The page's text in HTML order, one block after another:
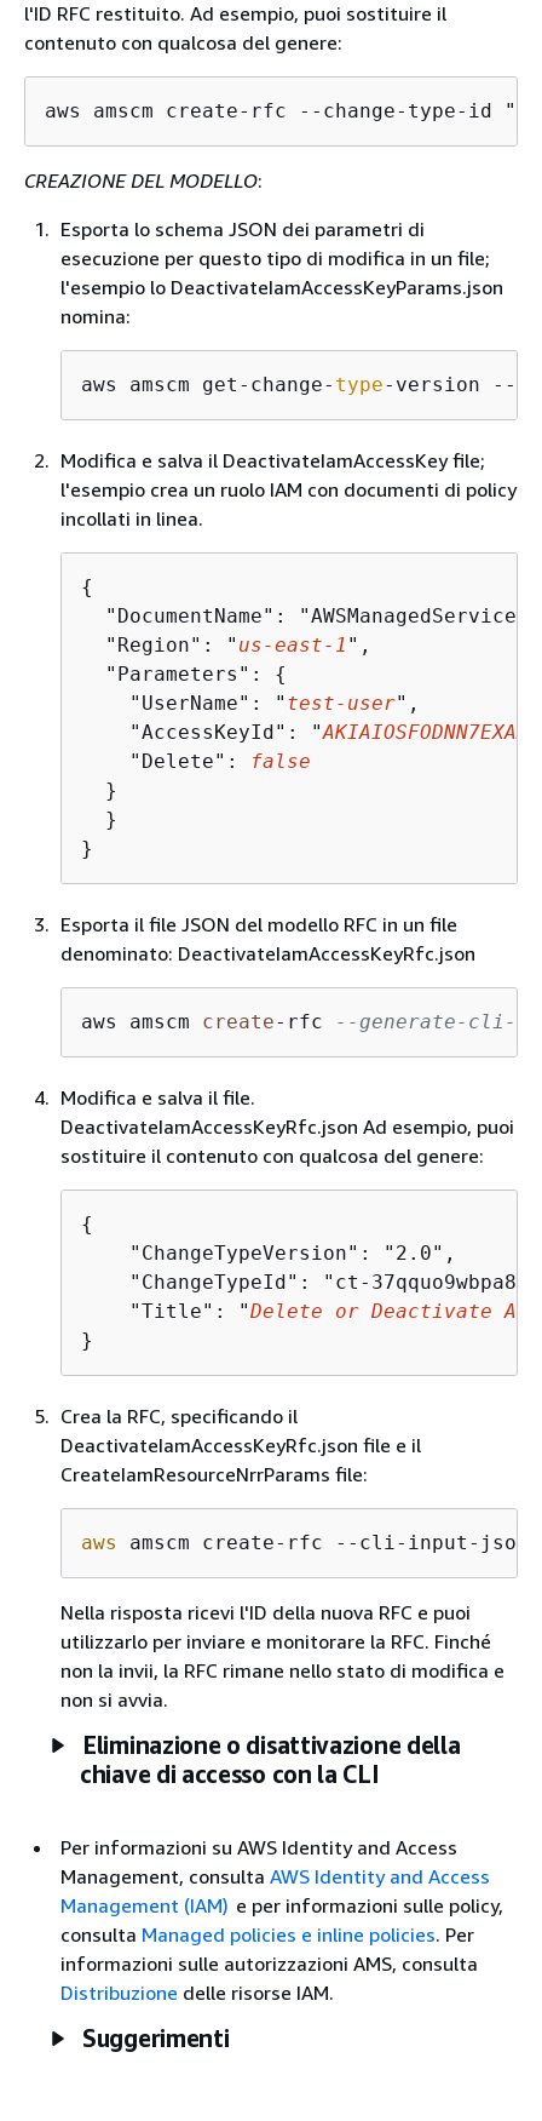
l'ID RFC restituito. Ad esempio, puoi sostituire il
contenuto con qualcosa del genere:
aws amscm create-rfc --change-type-id
CREAZIONE DEL MODELLO:
Esporta lo schema JSON dei parametri di
esecuzione per questo tipo di modifica in un file;
l'esempio lo DeactivateIamAccessKeyParams.json
nomina:
aws amscm get-change- type-version --
Modifica e salva il DeactivateIamAccessKey file;
l'esempio crea un ruolo IAM con documenti di policy
incollati in linea.
{
"DocumentName":
  "Region": "
us-east-1 ",
  "Parameters":
{
    "UserName": "
test-user",
    "AccessKeyId": "
    "Delete":
false
  }
  }
}
Esporta il file JSON del modello RFC in un file
denominato: DeactivateIamAccessKeyRfc.json
aws amscm create- rfc --generate-cli-
Modifica e salva il file.
DeactivateIamAccessKeyRfc.json Ad esempio, puoi
sostituire il contenuto con qualcosa del genere:
{
    "ChangeTypeVersion": "2.0",
"ChangeTypeId": "ct-
    "Title": "
Delete or Deactivate
}
Crea la RFC, specificando il
DeactivateIamAccessKeyRfc.json file e il
CreateIamResourceNrrParams file:
aws amscm create-rfc --cli-input-json
Nella risposta ricevi l'ID della nuova RFC e puoi
utilizzarlo per inviare e monitorare la RFC. Finché
non la invii, la RFC rimane nello stato di modifica e
non si avvia.
Eliminazione o disattivazione della
chiave di accesso con la CLI
Per informazioni su AWS Identity and Access
Management, consulta AWS Identity and Access
Management (IAM) e per informazioni sulle policy,
consulta Managed policies e inline policies. Per
informazioni sulle autorizzazioni AMS, consulta
Distribuzione delle risorse IAM.
Suggerimenti